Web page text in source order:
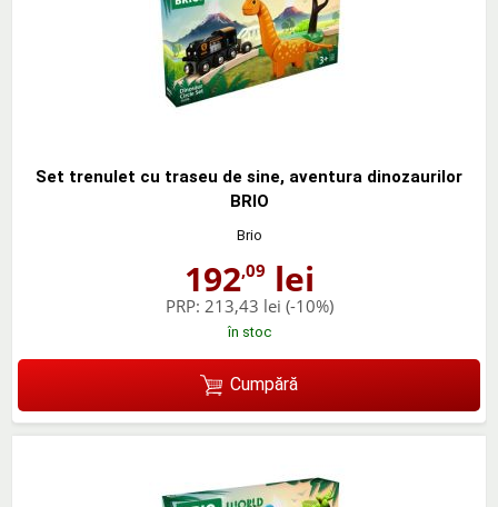
Set trenulet cu traseu de sine, aventura dinozaurilor
BRIO
Brio
192,09 lei
PRP: 213,43 lei (-10%)
în stoc
Cumpără